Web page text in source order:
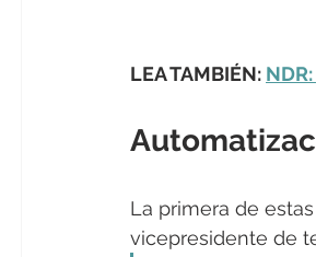
LEA TAMBIÉN:
La primera de
vicepresidente de